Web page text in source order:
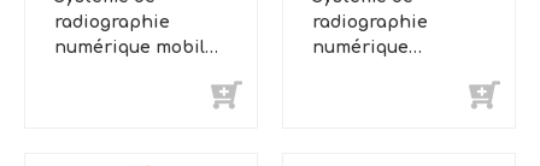
radiographie
numérique mobile
radiographie
numérique